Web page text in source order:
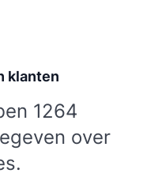
klanten
1264
over